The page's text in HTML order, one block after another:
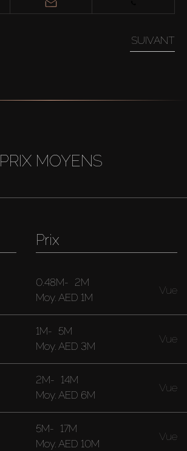
SUIVANT
PRIX MOYENS
Prix
0.48M- 2M
Moy. AED 1M
Vue
1M- 5M
Moy. AED 3M
Vue
2M- 14M
Moy. AED 6M
Vue
5M- 17M
Moy. AED 10M
Vue